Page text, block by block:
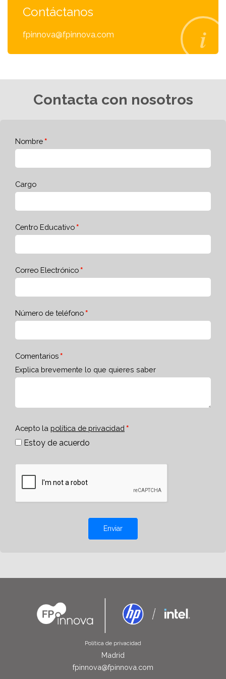
Contáctanos
fpinnova@fpinnova.com
Contacta con nosotros
Nombre
Cargo
Centro Educativo
Correo Electrónico
Número de teléfono
Comentarios
Explica brevemente lo que quieres saber
Acepto la política de privacidad
Estoy de acuerdo
Enviar
Política de privacidad
Madrid
fpinnova@fpinnova.com